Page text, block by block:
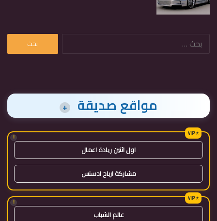
البحث
مواقع صديقة +
!
اول اثنين ريادة اعمال
مشاركة ارباح ادسنس
!
عالم الشباب